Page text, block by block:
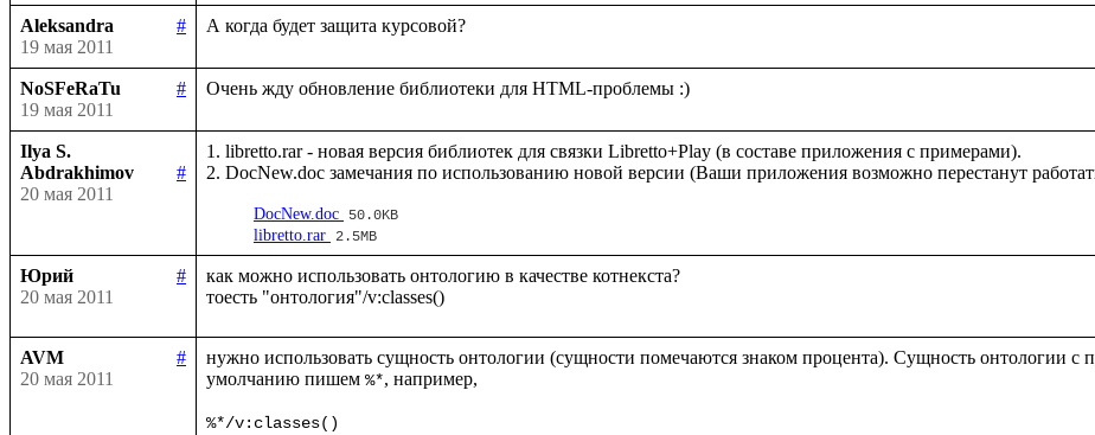
Aleksandra
#
19 мая 2011
NoSFeRaTu
#
19 мая 2011
Ilya S.
Abdrakhimov
#
20 мая 2011
1. libretto.rar - новая версия библиотек для связки Libretto+Play (в составе приложения с примерами).
DocNew.doc 50.0KB
libretto.rar 2.5MB
Юрий
#
20 мая 2011
как можно использовать онтологию в качестве котнекста?
AVM
#
20 мая 2011
нужно использовать сущность онтологии (сущности помечаются знаком процента). Сущность онтологии с
умолчанию пишем %*, например,
%*/v:classes()